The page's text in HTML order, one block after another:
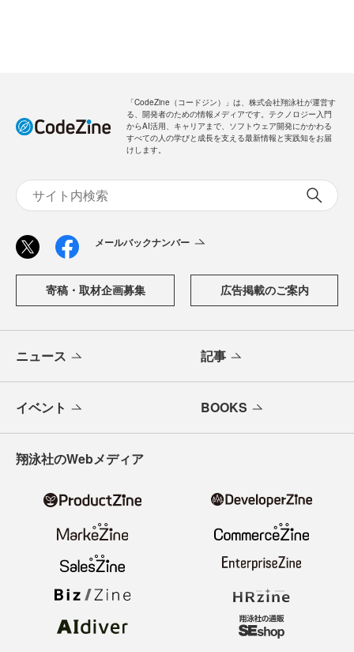
「CodeZine（コードジン）」は、株式会社翔泳社が運営す
る、開発者のための情報メディアです。テクノロジー入門
からAI活用、キャリアまで、ソフトウェア開発にかかわる
すべての人の学びと成長を支える最新情報と実践知をお届
けします。
メールバックナンバー
寄稿・取材企画募集 広告掲載のご案内
ニュース 記事
イベント BOOKS
翔泳社のWebメディア